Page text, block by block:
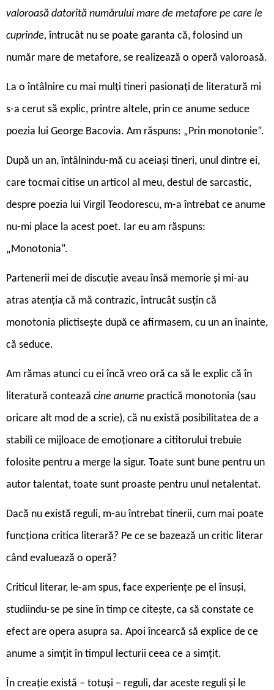
valoroasă datorită numărului mare de metafore pe care le
cuprinde,întrucât nu se poate garanta că, folosind un
număr mare de metafore, se realizează o operă valoroasă.
La o întâlnire cu mai mulți tineri pasionați de literatură mi
s-a cerut să explic, printre altele, prin ce anume seduce
poezia lui George Bacovia. Am răspuns: „Prin monotonie”.
După un an, întâlnindu-mă cu aceiași tineri, unul dintre ei,
care tocmai citise un articol al meu, destul de sarcastic,
despre poezia lui Virgil Teodorescu, m-a întrebat ce anume
nu-mi place la acest poet. Iar eu am răspuns:
„Monotonia”.
Partenerii mei de discuție aveau însă memorie și mi-au
atras atenția că mă contrazic, întrucât susțin că
monotonia plictisește după ce afirmasem, cu un an înainte,
că seduce.
Am rămas atunci cu ei încă vreo oră ca să le explic că în
literatură contează cine anume practică monotonia (sau
oricare alt mod de a scrie), că nu există posibilitatea de a
stabili ce mijloace de emoționare a cititorului trebuie
folosite pentru a merge la sigur. Toate sunt bune pentru un
autor talentat, toate sunt proaste pentru unul netalentat.
Dacă nu există reguli, m-au întrebat tinerii, cum mai poate
funcționa critica literară? Pe ce se bazează un critic literar
când evaluează o operă?
Criticul literar, le-am spus, face experiențe pe el însuși,
studiindu-se pe sine în timp ce citește, ca să constate ce
efect are opera asupra sa. Apoi încearcă să explice de ce
anume a simțit în timpul lecturii ceea ce a simțit.
În creație există – totuși − reguli, dar aceste reguli și le